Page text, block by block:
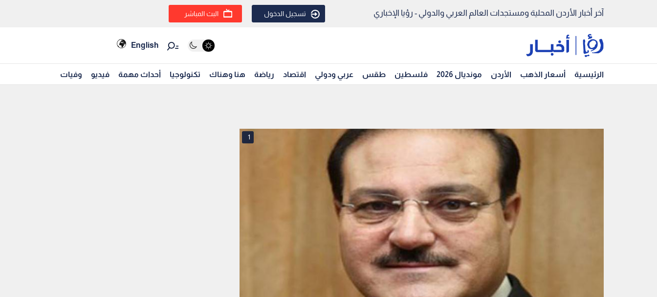
آخر أخبار الأردن المحلية ومستجدات العالم العربي والدولي - رؤيا الإخباري تسجيل الدخول البث المباشر
English
الرئيسية أسعار الذهب الأردن مونديال 2026 فلسطين طقس عربي ودولي اقتصاد رياضة هنا وهناك تكنولوجيا أحداث مهمة فيديو وفيات
1